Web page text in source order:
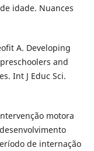
idade. Nuances
A. Developing
and
Int J Educ Sci.
motora
de internação